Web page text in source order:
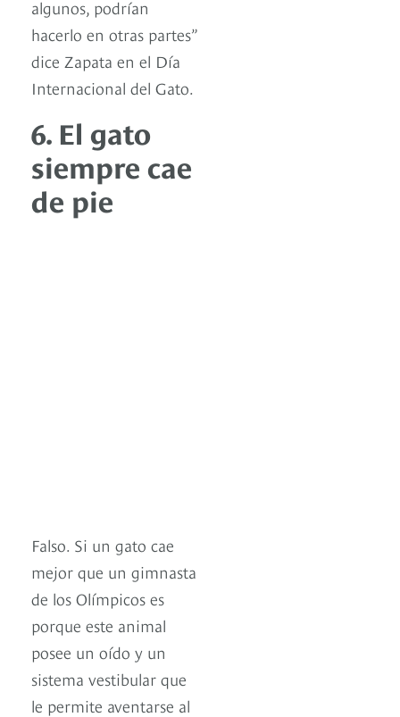
algunos, podrían
hacerlo en otras partes”
dice Zapata en el Día
Internacional del Gato.
6. El gato
siempre cae
de pie
Falso. Si un gato cae
mejor que un gimnasta
de los Olímpicos es
porque este animal
posee un oído y un
sistema vestibular que
le permite aventarse al